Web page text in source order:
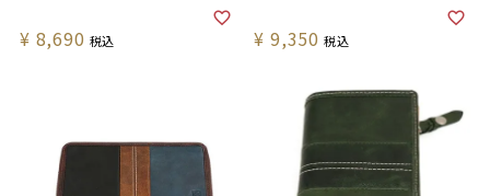
¥ 8,690 税込 ¥ 9,350 税込